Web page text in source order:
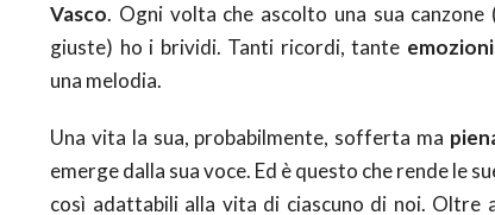
Vasco. Ogni volta che ascolto una sua canzone
giuste) ho i brividi. Tanti ricordi, tante emozioni
una melodia.
Una vita la sua, probabilmente, sofferta ma
emerge dalla sua voce. Ed è questo che rende le
così adattabili alla vita di ciascuno di noi. Oltre